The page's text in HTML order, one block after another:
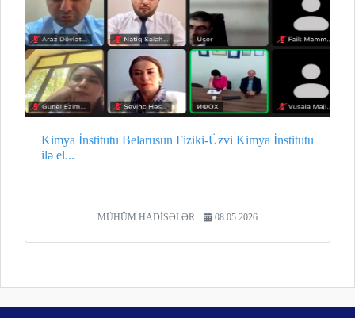
Kimya İnstitutu Belarusun Fiziki-Üzvi Kimya İnstitutu
ilə el...
MÜHÜM HADİSƏLƏR 08.05.2026